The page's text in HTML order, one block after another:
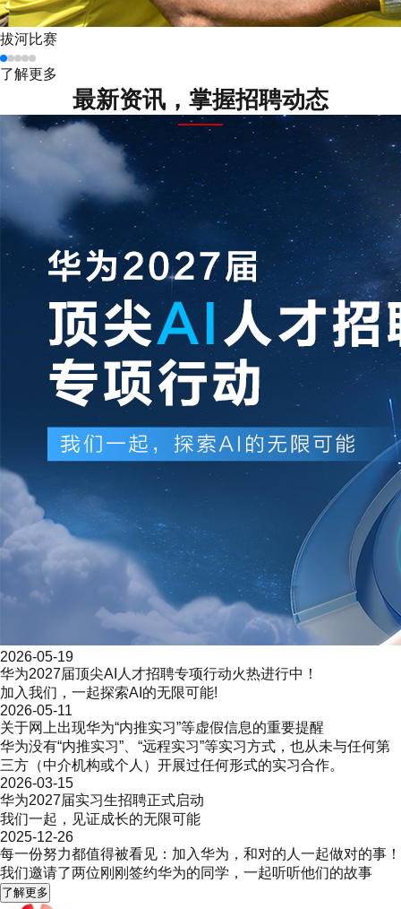
拔河比赛
了解更多
最新资讯，掌握招聘动态
2026-05-19
华为2027届顶尖AI人才招聘专项行动火热进行中！
加入我们，一起探索AI的无限可能!
2026-05-11
关于网上出现华为“内推实习”等虚假信息的重要提醒
华为没有“内推实习”、“远程实习”等实习方式，也从未与任何第
三方（中介机构或个人）开展过任何形式的实习合作。
2026-03-15
华为2027届实习生招聘正式启动
我们一起，见证成长的无限可能
2025-12-26
每一份努力都值得被看见：加入华为，和对的人一起做对的事！
我们邀请了两位刚刚签约华为的同学，一起听听他们的故事
了解更多